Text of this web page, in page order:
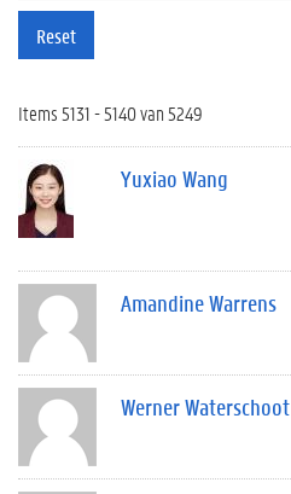
Reset
Items 5131 - 5140 van 5249
Yuxiao Wang
Amandine Warrens
Werner Waterschoot